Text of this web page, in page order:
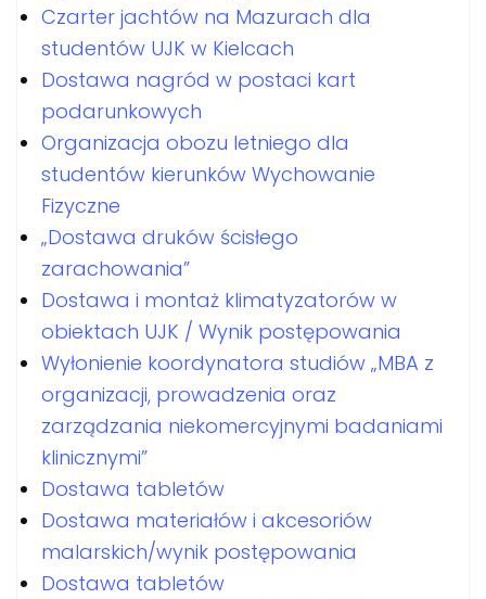
Czarter jachtów na Mazurach dla
studentów UJK w Kielcach
Dostawa nagród w postaci kart
podarunkowych
Organizacja obozu letniego dla
studentów kierunków Wychowanie
Fizyczne
„Dostawa druków ścisłego
zarachowania”
Dostawa i montaż klimatyzatorów w
obiektach UJK / Wynik postępowania
Wyłonienie koordynatora studiów „MBA z
organizacji, prowadzenia oraz
zarządzania niekomercyjnymi badaniami
klinicznymi”
Dostawa tabletów
Dostawa materiałów i akcesoriów
malarskich/wynik postępowania
Dostawa tabletów